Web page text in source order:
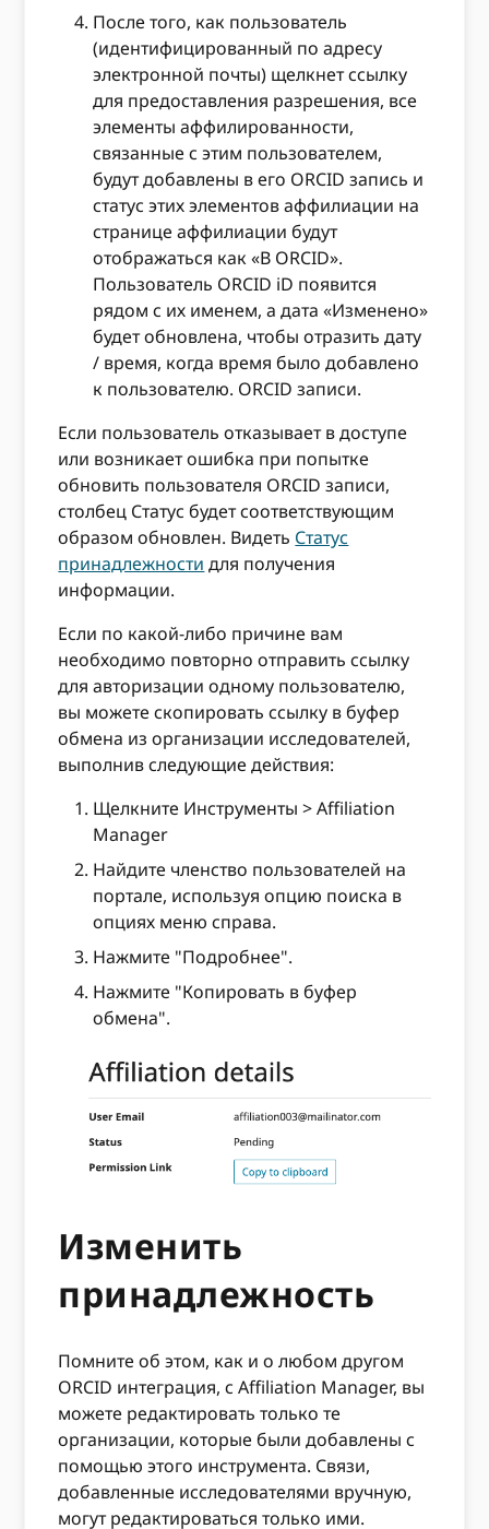
После того, как пользователь
(идентифицированный по адресу
электронной почты) щелкнет ссылку
для предоставления разрешения, все
элементы аффилированности,
связанные с этим пользователем,
будут добавлены в его ORCID запись и
статус этих элементов аффилиации на
странице аффилиации будут
отображаться как «В ORCID».
Пользователь ORCID iD появится
рядом с их именем, а дата «Изменено»
будет обновлена, чтобы отразить дату
/ время, когда время было добавлено
к пользователю. ORCID записи.
Если пользователь отказывает в доступе
или возникает ошибка при попытке
обновить пользователя ORCID записи,
столбец Статус будет соответствующим
образом обновлен. Видеть Статус
принадлежности для получения
информации.
Если по какой-либо причине вам
необходимо повторно отправить ссылку
для авторизации одному пользователю,
вы можете скопировать ссылку в буфер
обмена из организации исследователей,
выполнив следующие действия:
Щелкните Инструменты > Affiliation
Manager
Найдите членство пользователей на
портале, используя опцию поиска в
опциях меню справа.
Нажмите "Подробнее".
Нажмите "Копировать в буфер
обмена".
Изменить
принадлежность
Помните об этом, как и о любом другом
ORCID интеграция, с Affiliation Manager, вы
можете редактировать только те
организации, которые были добавлены с
помощью этого инструмента. Связи,
добавленные исследователями вручную,
могут редактироваться только ими.